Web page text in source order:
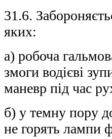
31.6.
яких:
а) робоча
змоги водієві
маневр під час
б) у темну пору
не горять лампи